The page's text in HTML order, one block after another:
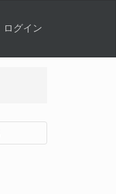
ログイン